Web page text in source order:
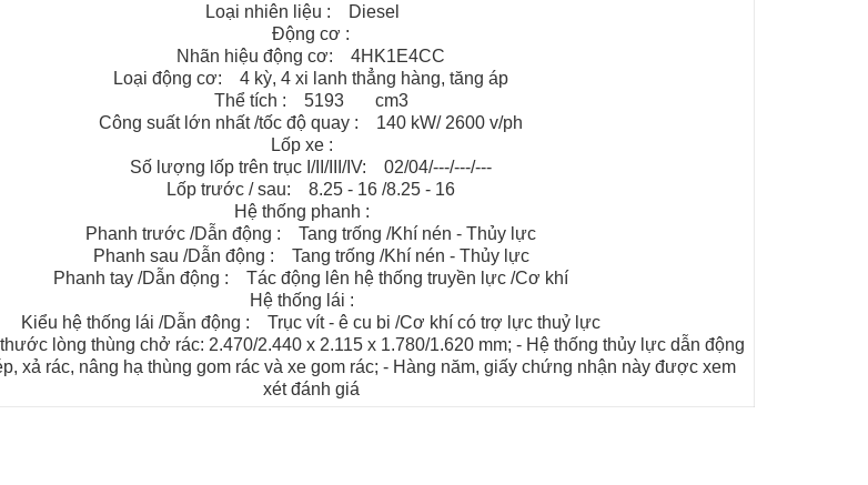
Loại nhiên liệu : Diesel
Động cơ :
Nhãn hiệu động cơ: 4HK1E4CC
Loại động cơ: 4 kỳ, 4 xi lanh thẳng hàng, tăng áp
Thể tích : 5193 cm3
Công suất lớn nhất /tốc độ quay : 140 kW/ 2600 v/ph
Lốp xe :
Số lượng lốp trên trục I/II/III/IV: 02/04/---/---/---
Lốp trước / sau: 8.25 - 16 /8.25 - 16
Hệ thống phanh :
Phanh trước /Dẫn động : Tang trống /Khí nén - Thủy lực
Phanh sau /Dẫn động : Tang trống /Khí nén - Thủy lực
Phanh tay /Dẫn động : Tác động lên hệ thống truyền lực /Cơ khí
Hệ thống lái :
Kiểu hệ thống lái /Dẫn động : Trục vít - ê cu bi /Cơ khí có trợ lực thuỷ lực
lòng thùng chở rác: 2.470/2.440 x 2.115 x 1.780/1.620 mm; - Hệ thống thủy lực dẫn động
xả rác, nâng hạ thùng gom rác và xe gom rác; - Hàng năm, giấy chứng nhận này được xem
xét đánh giá